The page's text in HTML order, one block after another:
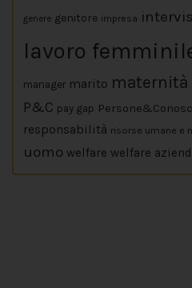
genere genitore impresa
lavoro
manager marito maternità
P&C pay gap
responsabilità risorse umane e
uomo welfare welfare